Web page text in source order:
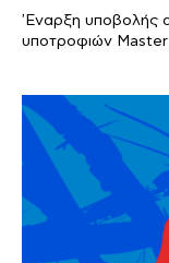
'Εναρξη υποβολής
υποτροφιών Master